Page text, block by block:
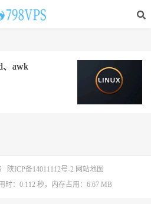
、awk
陕ICP备14011112号-2 网站地图
时：0.112 秒，内存占用：6.67 MB